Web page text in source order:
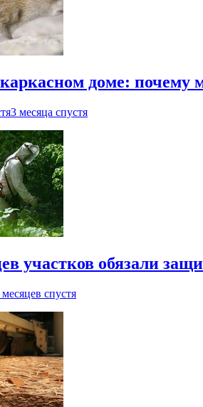
доме: почему
3 месяца спустя
участков обязали
месяцев спустя